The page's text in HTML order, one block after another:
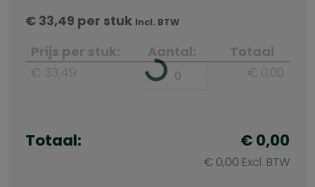
€ 33,49 per stuk Incl. BTW
Prijs per stuk: Aantal:
Totaal
€ 33,49
€ 0,00
Totaal: € 0,00
€ 0,00 Excl. BTW